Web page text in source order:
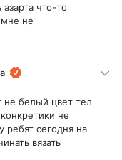
что-то
мне не
не белый цвет тел
не
сегодня на
вязать